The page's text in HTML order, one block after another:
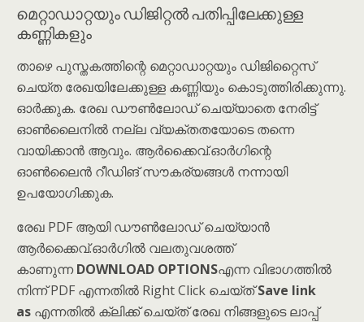
മെറ്റാഡാറ്റയും ഡിജിറ്റൽ പതിപ്പിലേക്കുള്ള
കണ്ണികളും
താഴെ പുസ്തകത്തിന്റെ മെറ്റാഡാറ്റയും ഡിജിറ്റൈസ്
ചെയ്ത രേഖയിലേക്കുള്ള കണ്ണിയും കൊടുത്തിരിക്കുന്നു.
ഓർക്കുക. രേഖ ഡൗൺലോഡ് ചെയ്യാതെ നേരിട്ട്
ഓൺലൈനിൽ നല്ല വ്യക്തതയോടെ തന്നെ
വായിക്കാൻ ആവും. ആർക്കൈവ്.ഓർഗിന്റെ
ഓൺലൈൻ റീഡിങ് സൗകര്യങ്ങൾ നന്നായി
ഉപയോഗിക്കുക.
രേഖ PDF ആയി ഡൗൺലോഡ് ചെയ്യാൻ
ആർക്കൈവ്.ഓർഗിൽ വലതുവശത്ത്
കാണുന്നDOWNLOAD OPTIONSഎന്ന വിഭാഗത്തിൽ
നിന്ന് PDF എന്നതിൽ Right Click ചെയ്ത്Save link
as എന്നതിൽ ക്ലിക്ക് ചെയ്ത് രേഖ നിങ്ങളുടെ ലാപ്പ്